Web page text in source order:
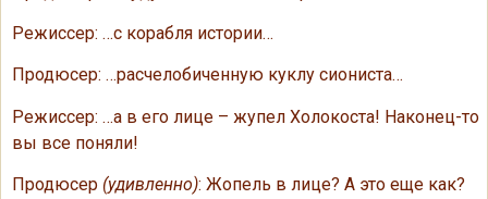
Режиссер: …с корабля истории…
Продюсер: …расчелобиченную куклу сиониста…
Режиссер: …а в его лице – жупел Холокоста! Наконец-то
вы все поняли!
Продюсер (удивленно): Жопель в лице? А это еще как?